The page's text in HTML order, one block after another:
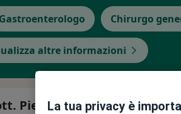
Gastroenterologo Chirurgo
altre informazioni
Pietro Paese
La tua privacy è